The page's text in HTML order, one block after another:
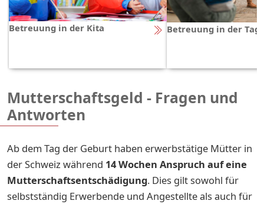
Betreuung in der Kita Betreuung in der
Mutterschaftsgeld - Fragen und
Antworten
Ab dem Tag der Geburt haben erwerbstätige Mütter in
der Schweiz während 14 Wochen Anspruch auf eine
Mutterschaftsentschädigung. Dies gilt sowohl für
selbstständig Erwerbende und Angestellte als auch für